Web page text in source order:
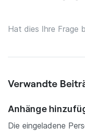
Hat dies Ihre Frage
Verwandte
Anhänge
Die eingeladene